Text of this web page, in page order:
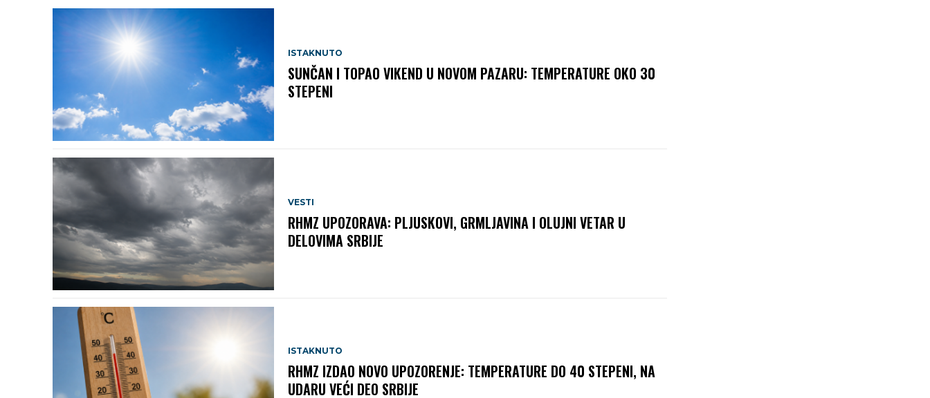
ISTAKNUTO
SUNČAN I TOPAO VIKEND U NOVOM PAZARU: TEMPERATURE OKO 30
STEPENI
VESTI
RHMZ UPOZORAVA: PLJUSKOVI, GRMLJAVINA I OLUJNI VETAR U
DELOVIMA SRBIJE
ISTAKNUTO
RHMZ IZDAO NOVO UPOZORENJE: TEMPERATURE DO 40 STEPENI, NA
UDARU VEĆI DEO SRBIJE